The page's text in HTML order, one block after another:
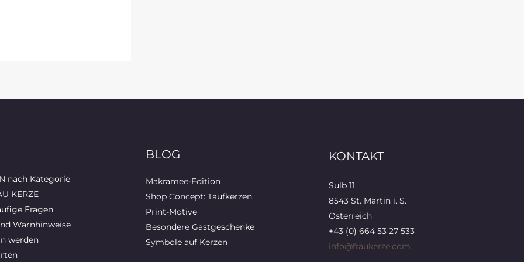
nach Kategorie
KERZE
Fragen
Warnhinweise
werden
BLOG
Makramee-Edition
Shop Concept: Taufkerzen
Print-Motive
Besondere Gastgeschenke
Symbole auf Kerzen
KONTAKT
Sulb 11
8543 St. Martin i. S.
Österreich
+43 (0) 664 53 27 533
info@fraukerze.com